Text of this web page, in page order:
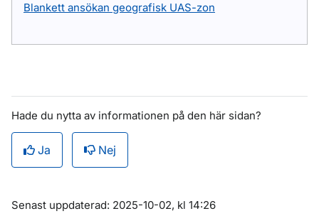
Blankett ansökan geografisk UAS-zon
Hade du nytta av informationen på den här sidan?
Ja Nej
Om sidan
Senast uppdaterad: 2025-10-02, kl 14:26